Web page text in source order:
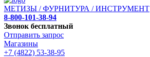
МЕТИЗЫ / ФУРНИТУРА / ИНСТРУМЕНТ
8-800-101-38-94
Звонок бесплатный
Отправить запрос
Магазины
+7 (4822) 53-38-95